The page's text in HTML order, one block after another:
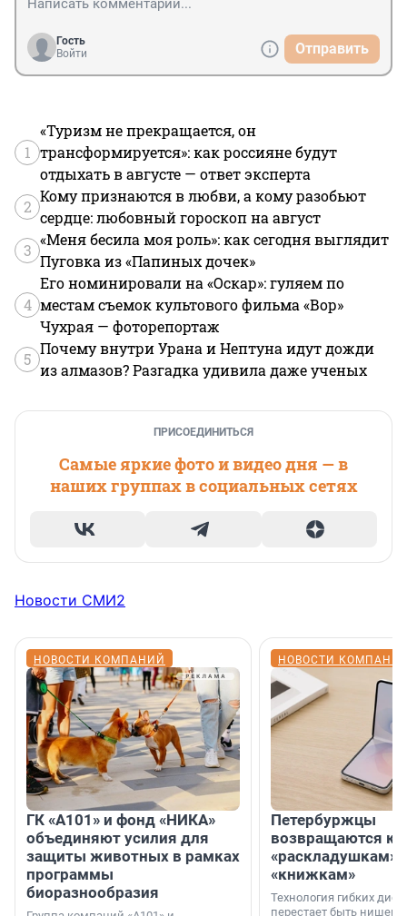
Гость
Войти
Отправить
1
«Туризм не прекращается, он
трансформируется»: как россияне будут
отдыхать в августе — ответ эксперта
2
Кому признаются в любви, а кому разобьют
сердце: любовный гороскоп на август
3
«Меня бесила моя роль»: как сегодня выглядит
Пуговка из «Папиных дочек»
4
Его номинировали на «Оскар»: гуляем по
местам съемок культового фильма «Вор»
Чухрая — фоторепортаж
5
Почему внутри Урана и Нептуна идут дожди
из алмазов? Разгадка удивила даже ученых
ПРИСОЕДИНИТЬСЯ
Самые яркие фото и видео дня — в
наших группах в социальных сетях
Новости СМИ2
НОВОСТИ КОМПАНИЙ
ГК «А101» и фонд «НИКА»
объединяют усилия для
защиты животных в рамках
программы
биоразнообразия
НОВОСТИ
Петербуржцы
возвращаются к
«раскладушкам»
«книжкам»
Технология гибких
перестает быть